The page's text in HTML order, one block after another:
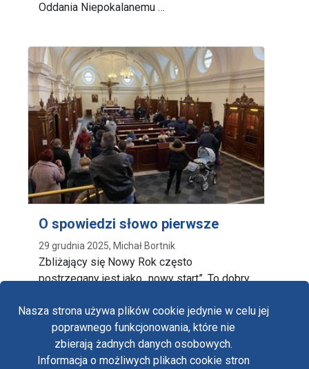
Nasza strona używa plików cookie jedynie w celu jej
poprawnego funkcjonowania, które nie
zbierają żadnych danych osobowych.
Informacja o możliwych plikach cookie stron
Oddania Niepokalanemu …
O spowiedzi słowo pierwsze
29 grudnia 2025, Michał Bortnik
Zbliżający się Nowy Rok często
postrzegany jest jako „nowy start”. To dobry